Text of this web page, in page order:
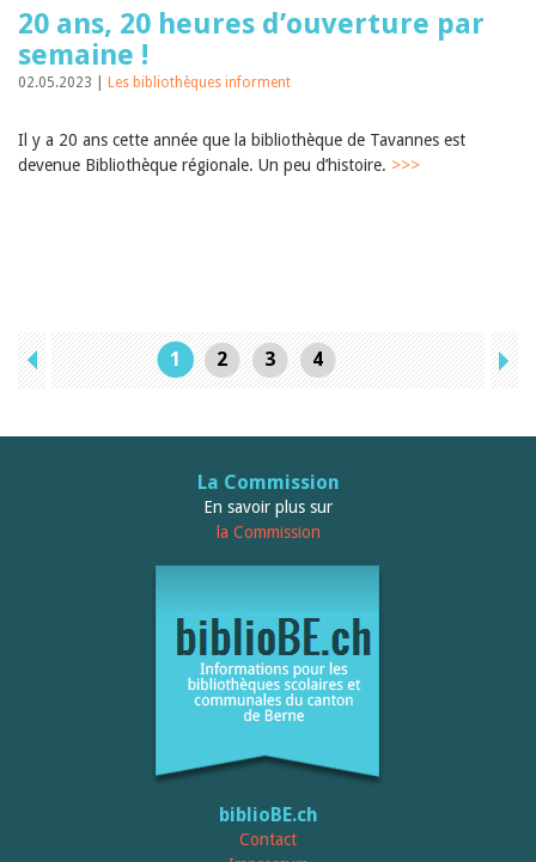
20 ans, 20 heures d’ouverture par
semaine !
02.05.2023 | Les bibliothèques informent
Il y a 20 ans cette année que la bibliothèque de Tavannes est
devenue Bibliothèque régionale. Un peu d’histoire. >>>
1 2 3 4
La Commission
En savoir plus sur
la Commission
biblioBE.ch
Contact